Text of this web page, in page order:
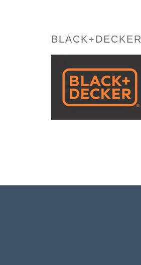
BLACK+DECKER